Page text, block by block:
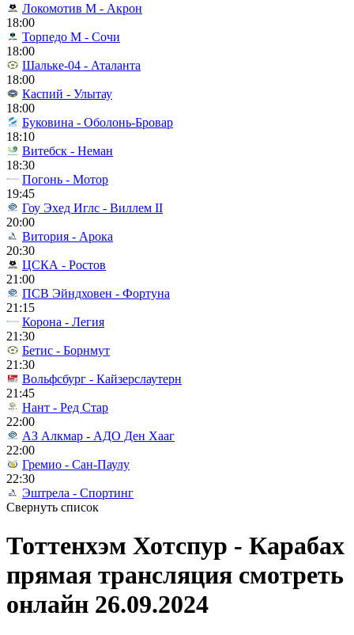
Локомотив М - Акрон
18:00
Торпедо М - Сочи
18:00
Шальке-04 - Аталанта
18:00
Каспий - Улытау
18:00
Буковина - Оболонь-Бровар
18:10
Витебск - Неман
18:30
Погонь - Мотор
19:45
Гоу Эхед Иглс - Виллем II
20:00
Витория - Арока
20:30
ЦСКА - Ростов
21:00
ПСВ Эйндховен - Фортуна
21:15
Корона - Легия
21:30
Бетис - Борнмут
21:30
Вольфсбург - Кайзерслаутерн
21:45
Нант - Ред Стар
22:00
АЗ Алкмар - АДО Ден Хааг
22:00
Гремио - Сан-Паулу
22:30
Эштрела - Спортинг
Свернуть список
Тоттенхэм Хотспур - Карабах
прямая трансляция смотреть
онлайн 26.09.2024